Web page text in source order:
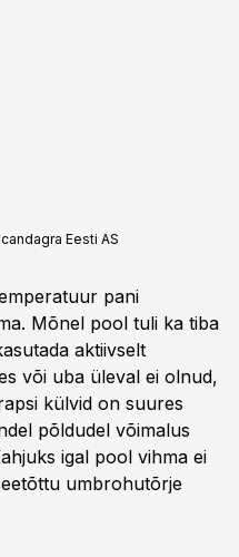
Eesti AS
pani
Mõnel pool tuli ka tiba
aktiivselt
või uba üleval ei olnud,
külvid on suures
põldudel võimalus
igal pool vihma ei
umbrohutõrje